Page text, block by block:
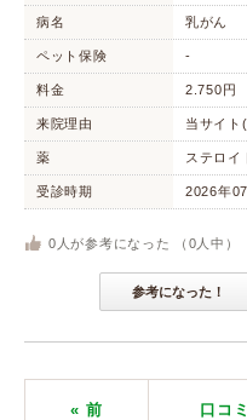
病名 乳がん
ペット保険 -
料金 2.750円
来院理由 当サイト
薬 ステロイ
受診時期 2026年
0 人が参考になった （ 0 人中）
参考になった！
« 前 口コ